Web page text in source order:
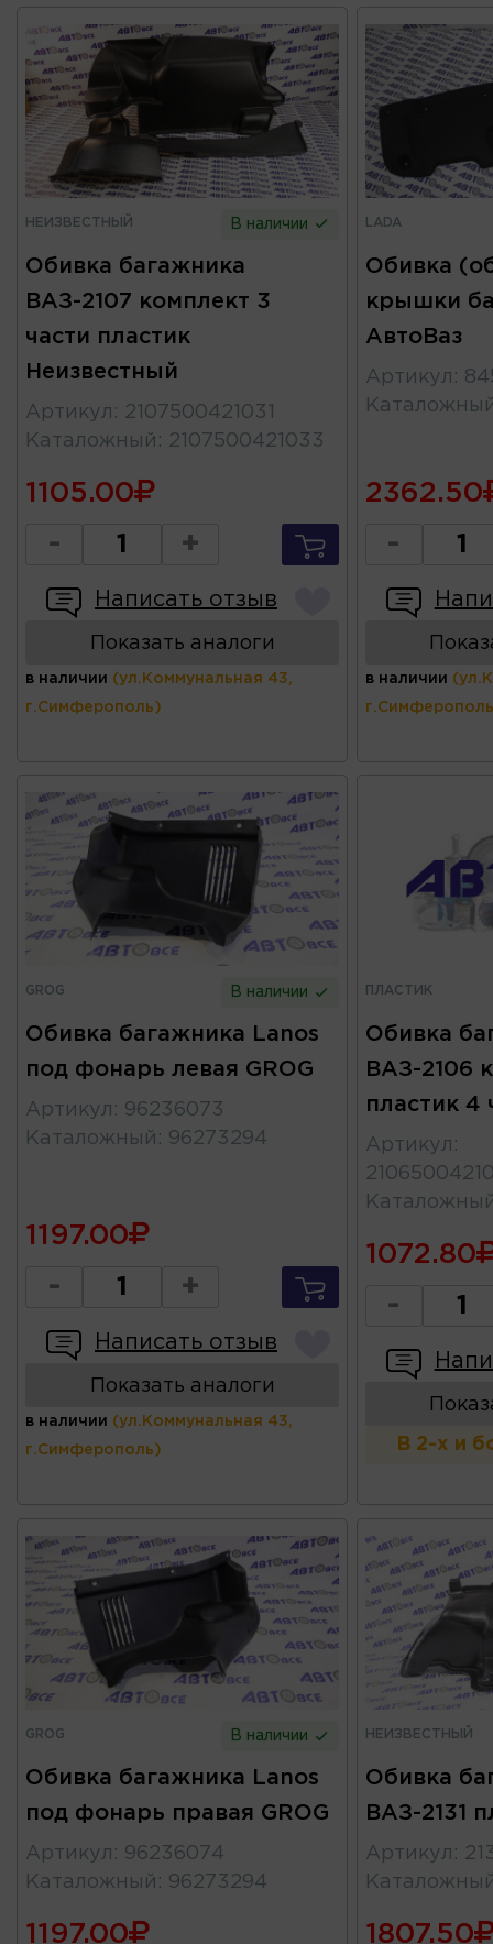
НЕИЗВЕСТНЫЙ В наличии
Обивка багажника
ВАЗ-2107 комплект 3
части пластик
Неизвестный
Артикул : 2107500421031
Каталожный : 2107500421033
1105.00
- +
Написать отзыв
Показать аналоги
в наличии (ул.Коммунальная 43,
г.Симферополь)
LADA
Обивка
крышки
АвтоВаз
Артикул :
2362.50
-
в наличии
GROG В наличии
Обивка багажника Lanos
под фонарь левая GROG
Артикул : 96236073
Каталожный : 96273294
1197.00
- +
Написать отзыв
Показать аналоги
в наличии (ул.Коммунальная 43,
г.Симферополь)
ПЛАСТИК
Обивка
ВАЗ-2106
пластик 4
Артикул :
1072.80
-
В 2-х и
GROG В наличии
Обивка багажника Lanos
под фонарь правая GROG
Артикул : 96236074
Каталожный : 96273294
1197.00
НЕИЗВЕСТНЫЙ
Обивка
ВАЗ-2131
Артикул :
1807.50